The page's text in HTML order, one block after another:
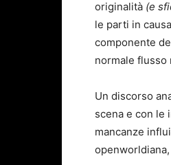
originalità (e
le parti in
componente
normale flusso
Un discorso
scena e con le
mancanze